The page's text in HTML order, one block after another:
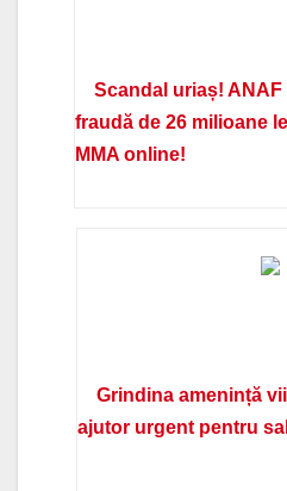
Scandal uriaș!
fraudă de 26 milioane
MMA online!
Grindina amenință
ajutor urgent pentru